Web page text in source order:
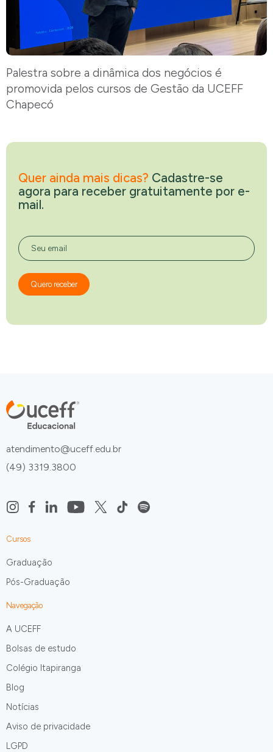
Palestra sobre a dinâmica dos negócios é
promovida pelos cursos de Gestão da UCEFF
Chapecó
Quer ainda mais dicas? Cadastre-se
agora para receber gratuitamente por e-
mail.
Seu email
Quero receber
atendimento@uceff.edu.br
(49) 3319.3800
Cursos
Graduação
Pós-Graduação
Navegação
A UCEFF
Bolsas de estudo
Colégio Itapiranga
Blog
Notícias
Aviso de privacidade
LGPD